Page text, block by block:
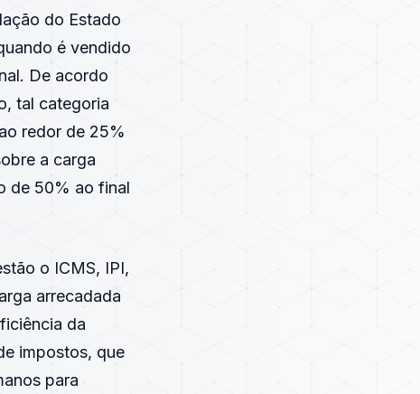
do Estado
é vendido
De acordo
tal categoria
redor de 25%
a carga
de 50% ao final
o ICMS, IPI,
arrecadada
da
impostos, que
para